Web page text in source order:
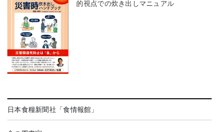
的視点での炊き出しマニュアル
日本食糧新聞社「食情報館」